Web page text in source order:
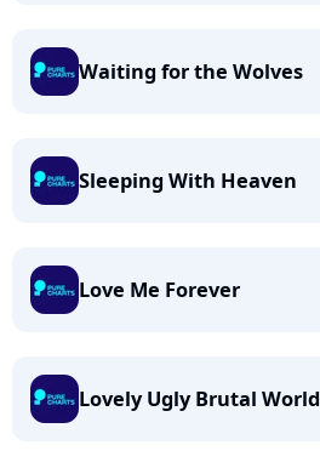
Waiting for the Wolves
Sleeping With Heaven
Love Me Forever
Lovely Ugly Brutal World